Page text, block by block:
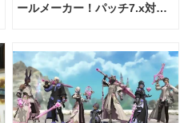
ールメーカー！パッチ7.x対応